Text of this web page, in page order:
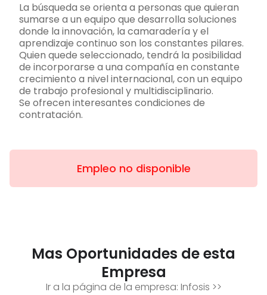
La búsqueda se orienta a personas que quieran
sumarse a un equipo que desarrolla soluciones
donde la innovación, la camaradería y el
aprendizaje continuo son los constantes pilares.
Quien quede seleccionado, tendrá la posibilidad
de incorporarse a una compañía en constante
crecimiento a nivel internacional, con un equipo
de trabajo profesional y multidisciplinario.
Se ofrecen interesantes condiciones de
contratación.
Empleo no disponible
Mas Oportunidades de esta
Empresa
Ir a la página de la empresa: Infosis >>